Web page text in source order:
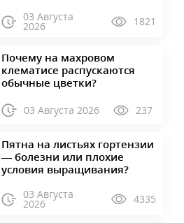
03 Августа
2026 1821
Почему на махровом
клематисе распускаются
обычные цветки?
03 Августа 2026 237
Пятна на листьях гортензии
— болезни или плохие
условия выращивания?
03 Августа
2026 4335